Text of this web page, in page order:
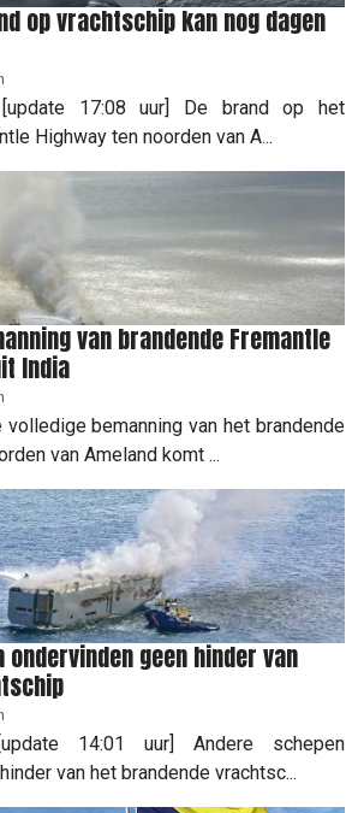
op vrachtschip kan nog dagen
17:08 uur] De brand op het
Highway ten noorden van A...
van brandende Fremantle
India
volledige bemanning van het brandende
van Ameland komt ...
ondervinden geen hinder van
14:01 uur] Andere schepen
van het brandende vrachtsc...